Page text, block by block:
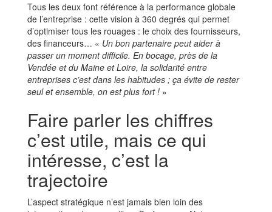
Tous les deux font référence à la performance globale
de l’entreprise : cette vision à 360 degrés qui permet
d’optimiser tous les rouages : le choix des fournisseurs,
des financeurs… « Un bon partenaire peut aider à
passer un moment difficile. En bocage, près de la
Vendée et du Maine et Loire, la solidarité entre
entreprises c’est dans les habitudes ; ça évite de rester
seul et ensemble, on est plus fort ! »
Faire parler les chiffres
c’est utile, mais ce qui
intéresse, c’est la
trajectoire
L’aspect stratégique n’est jamais bien loin des